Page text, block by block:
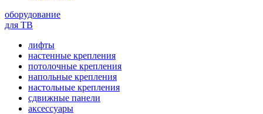
оборудование
для ТВ
лифты
настенные крепления
потолочные крепления
напольные крепления
настольные крепления
сдвижные панели
аксессуары